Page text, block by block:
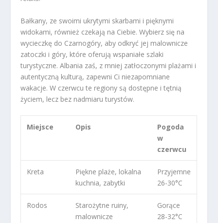
Bałkany, ze swoimi ukrytymi skarbami i pięknymi
widokami, również czekają na Ciebie. Wybierz się na
wycieczkę do Czarnogóry, aby odkryć jej malownicze
zatoczki i góry, które oferują wspaniałe szlaki
turystyczne. Albania zaś, z mniej zatłoczonymi plażami i
autentyczną kulturą, zapewni Ci niezapomniane
wakacje. W czerwcu te regiony są dostępne i tętnią
życiem, lecz bez nadmiaru turystów.
Miejsce Opis
Pogoda
w
czerwcu
Kreta
Piękne plaże, lokalna
kuchnia, zabytki
Przyjemne
26-30°C
Rodos
Starożytne ruiny,
malownicze
Gorące
28-32°C